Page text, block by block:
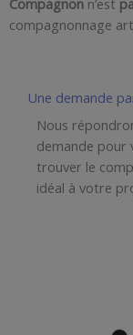
Compagnon n’est
compagnonnage
Une demande
Nous
demande pour
trouver le
idéal à votre